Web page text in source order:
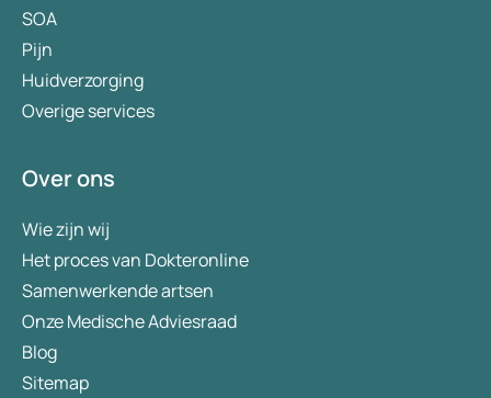
SOA
Pijn
Huidverzorging
Overige services
Over ons
Wie zijn wij
Het proces van Dokteronline
Samenwerkende artsen
Onze Medische Adviesraad
Blog
Sitemap